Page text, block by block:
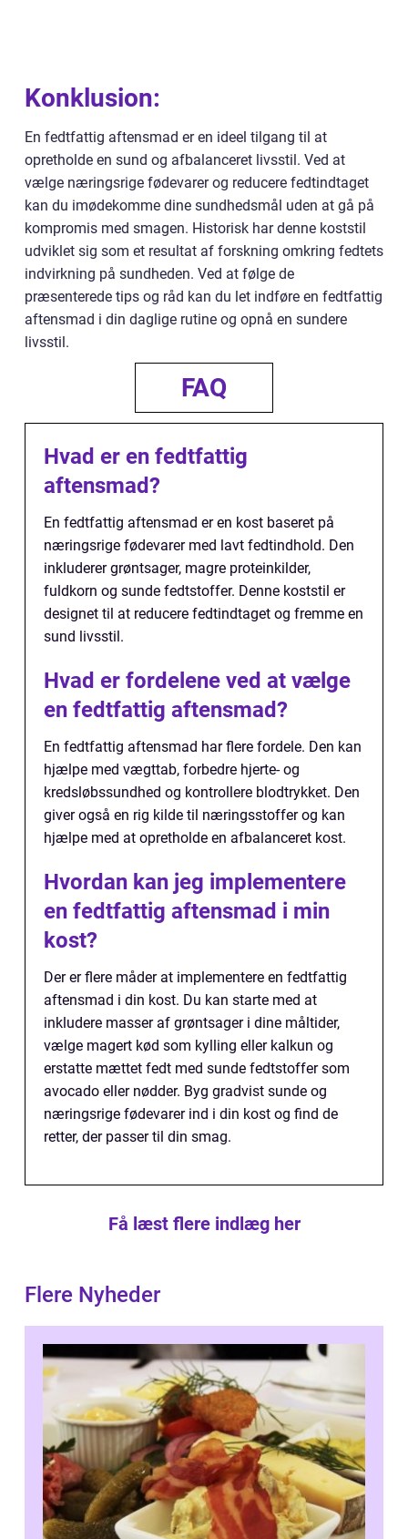
Konklusion:
En fedtfattig aftensmad er en ideel tilgang til at
opretholde en sund og afbalanceret livsstil. Ved at
vælge næringsrige fødevarer og reducere fedtindtaget
kan du imødekomme dine sundhedsmål uden at gå på
kompromis med smagen. Historisk har denne koststil
udviklet sig som et resultat af forskning omkring fedtets
indvirkning på sundheden. Ved at følge de
præsenterede tips og råd kan du let indføre en fedtfattig
aftensmad i din daglige rutine og opnå en sundere
livsstil.
FAQ
Hvad er en fedtfattig
aftensmad?
En fedtfattig aftensmad er en kost baseret på
næringsrige fødevarer med lavt fedtindhold. Den
inkluderer grøntsager, magre proteinkilder,
fuldkorn og sunde fedtstoffer. Denne koststil er
designet til at reducere fedtindtaget og fremme en
sund livsstil.
Hvad er fordelene ved at vælge
en fedtfattig aftensmad?
En fedtfattig aftensmad har flere fordele. Den kan
hjælpe med vægttab, forbedre hjerte- og
kredsløbssundhed og kontrollere blodtrykket. Den
giver også en rig kilde til næringsstoffer og kan
hjælpe med at opretholde en afbalanceret kost.
Hvordan kan jeg implementere
en fedtfattig aftensmad i min
kost?
Der er flere måder at implementere en fedtfattig
aftensmad i din kost. Du kan starte med at
inkludere masser af grøntsager i dine måltider,
vælge magert kød som kylling eller kalkun og
erstatte mættet fedt med sunde fedtstoffer som
avocado eller nødder. Byg gradvist sunde og
næringsrige fødevarer ind i din kost og find de
retter, der passer til din smag.
Få læst flere indlæg her
Flere Nyheder